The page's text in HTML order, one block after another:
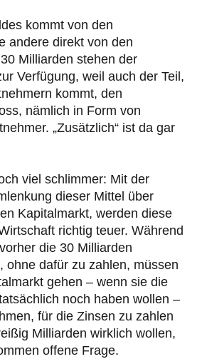
kommt von den
andere direkt von den
Milliarden stehen der
Verfügung, weil auch der Teil,
kommt, den
nämlich in Form von
„Zusätzlich“ ist da gar
viel schlimmer: Mit der
dieser Mittel über
Kapitalmarkt, werden diese
richtig teuer. Während
die 30 Milliarden
ohne dafür zu zahlen, müssen
gehen – wenn sie die
noch haben wollen –
für die Zinsen zu zahlen
Milliarden wirklich wollen,
offene Frage.